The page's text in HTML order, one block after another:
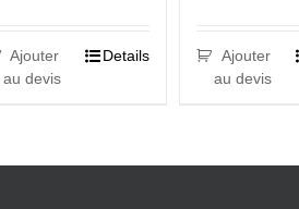
Ajouter
au devis
Details
Ajouter
au devis